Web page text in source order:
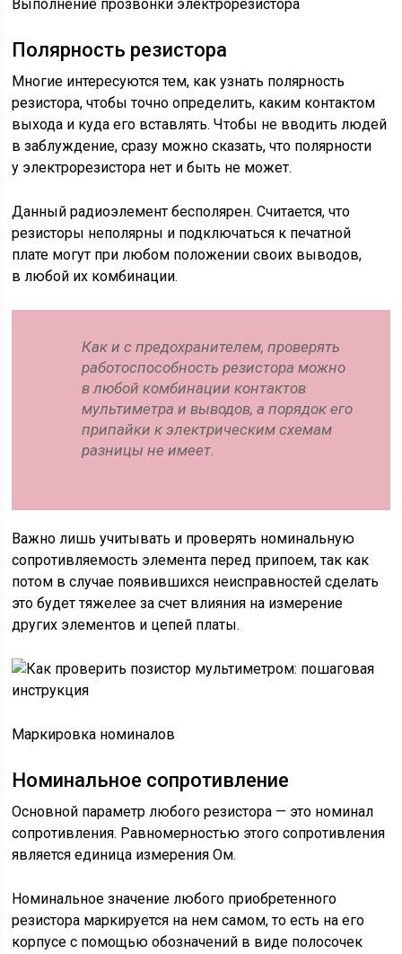
Выполнение прозвонки электрорезистора
Полярность резистора
Многие интересуются тем, как узнать полярность
резистора, чтобы точно определить, каким контактом
выхода и куда его вставлять. Чтобы не вводить людей
в заблуждение, сразу можно сказать, что полярности
у электрорезистора нет и быть не может.
Данный радиоэлемент бесполярен. Считается, что
резисторы неполярны и подключаться к печатной
плате могут при любом положении своих выводов,
в любой их комбинации.
Как и с предохранителем, проверять
работоспособность резистора можно
в любой комбинации контактов
мультиметра и выводов, а порядок его
припайки к электрическим схемам
разницы не имеет.
Важно лишь учитывать и проверять номинальную
сопротивляемость элемента перед припоем, так как
потом в случае появившихся неисправностей сделать
это будет тяжелее за счет влияния на измерение
других элементов и цепей платы.
Маркировка номиналов
Номинальное сопротивление
Основной параметр любого резистора — это номинал
сопротивления. Равномерностью этого сопротивления
является единица измерения Ом.
Номинальное значение любого приобретенного
резистора маркируется на нем самом, то есть на его
корпусе с помощью обозначений в виде полосочек